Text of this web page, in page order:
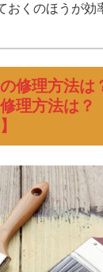
おくのほうが効
修理方法は
理方法は？